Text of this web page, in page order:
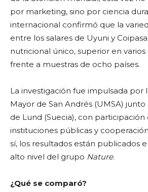
por marketing, sino por ciencia
internacional confirmó que la
entre los salares de Uyuni y
nutricional único, superior en
frente a muestras de ocho países.
La investigación fue impulsada por
Mayor de San Andrés (UMSA) junto
de Lund (Suecia), con
instituciones públicas y
sí, los resultados están publicados
alto nivel del grupo Nature.
¿Qué se comparó?